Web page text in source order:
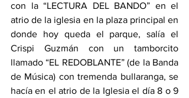
con la “LECTURA DEL BANDO” en el
atrio de la iglesia en la plaza principal en
donde hoy queda el parque, salía el
Crispi Guzmán con un tamborcito
llamado “EL REDOBLANTE” (de la Banda
de Música) con tremenda bullaranga, se
hacía en el atrio de la Iglesia el día 8 o 9